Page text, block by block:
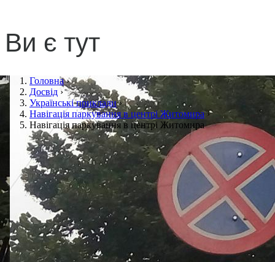
Ви є тут
Головна›
Досвід ›
Українські приклади›
Навігація паркування в центрі Житомира›
Навігація паркування в центрі Житомира